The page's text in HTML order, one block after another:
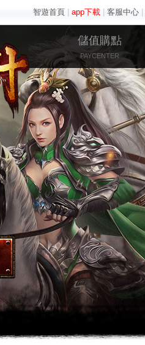
智遊首頁 app下載 客服中心
儲值購點
PAYCENTER